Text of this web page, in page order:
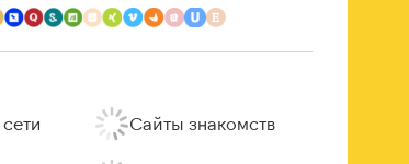
Сайты знакомств